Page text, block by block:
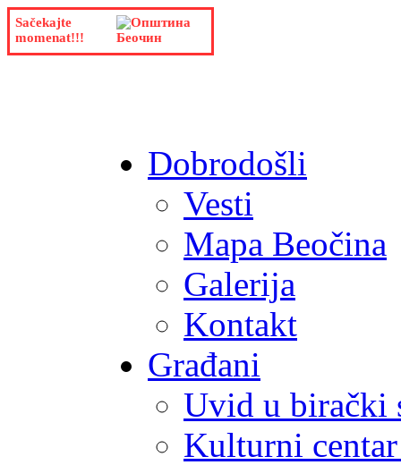
Sačekajte
momenat!!!
Dobrodošli
Vesti
Mapa Beočina
Galerija
Kontakt
Građani
Uvid u birački
Kulturni